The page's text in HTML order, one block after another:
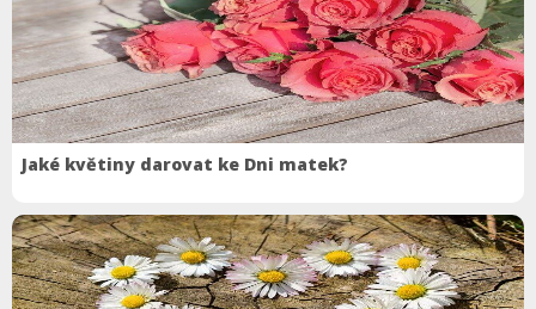
Jaké květiny darovat ke Dni matek?